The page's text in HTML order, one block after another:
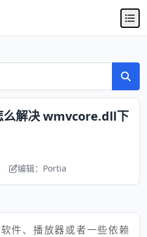
解决 wmvcore.dll下
编辑：Portia
件、播放器或者一些依赖